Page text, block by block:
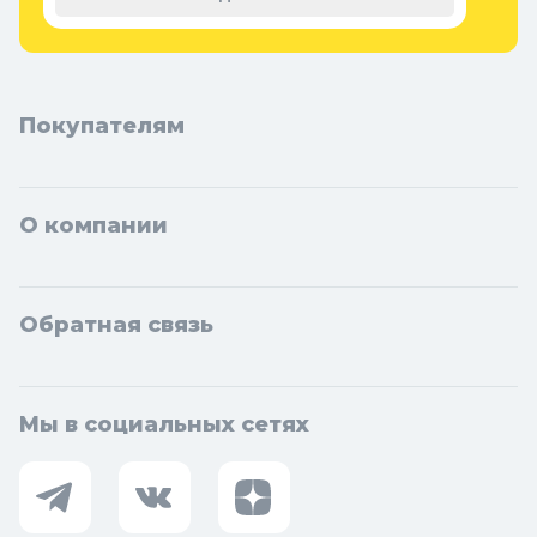
Фоминск, Дмитров, Лыткарино, Павловский Посад, Ступино,
Котельники, Фрязино, Дзержинский, Солнечногорск,
Покупателям
О компании
Обратная связь
Мы в социальных сетях